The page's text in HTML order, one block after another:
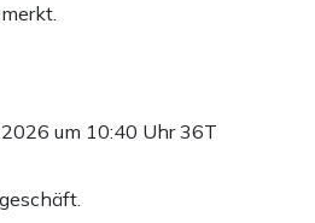
um 10:40 Uhr36T